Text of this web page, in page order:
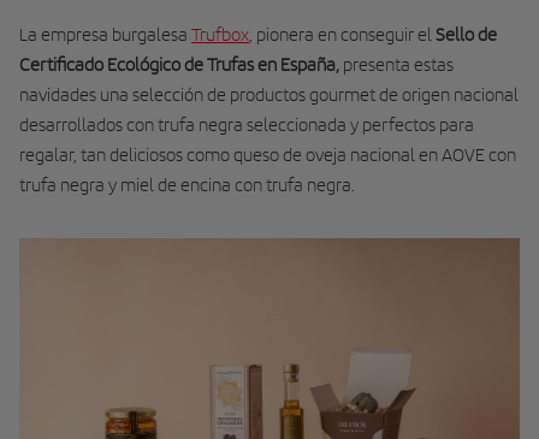
La empresa burgalesa Trufbox , pionera en conseguir el Sello de
Certificado Ecológico de Trufas en España, presenta estas
navidades una selección de productos gourmet de origen nacional
desarrollados con trufa negra seleccionada y perfectos para
regalar, tan deliciosos como queso de oveja nacional en AOVE con
trufa negra y miel de encina con trufa negra.